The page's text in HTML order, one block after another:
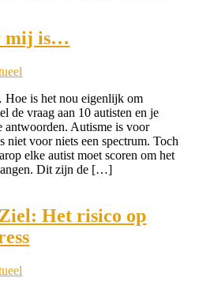
mij is…
is het nou eigenlijk om
de vraag aan 10 autisten en je
antwoorden. Autisme is voor
niet voor niets een spectrum. Toch
elke autist moet scoren om het
Dit zijn de […]
Het risico op